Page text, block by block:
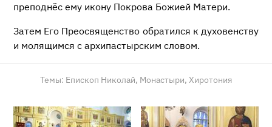
преподнёс ему икону Покрова Божией Матери.
Затем Его Преосвященство обратился к духовенству
и молящимся с архипастырским словом.
Темы: Епископ Николай, Монастыри, Хиротония